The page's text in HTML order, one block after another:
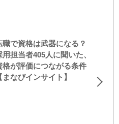
職で資格は武器になる？
用担当者405人に聞いた、
格が評価につながる条件
まなびインサイト】